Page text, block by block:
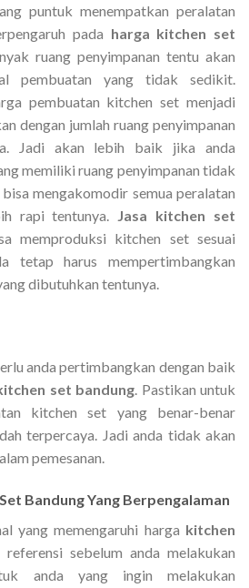
puntuk menempatkan peralatan
pada harga kitchen set
ruang penyimpanan tentu akan
pembuatan yang tidak sedikit.
pembuatan kitchen set menjadi
dengan jumlah ruang penyimpanan
Jadi akan lebih baik jika anda
memiliki ruang penyimpanan tidak
mengakomodir semua peralatan
rapi tentunya.
Jasa kitchen set
memproduksi kitchen set sesuai
tetap harus mempertimbangkan
dibutuhkan tentunya.
anda pertimbangkan dengan baik
set bandung. Pastikan untuk
kitchen set yang benar-benar
terpercaya. Jadi anda tidak akan
pemesanan.
BandungYang Berpengalaman
yang memengaruhi harga kitchen
referensi sebelum anda melakukan
anda yang ingin melakukan